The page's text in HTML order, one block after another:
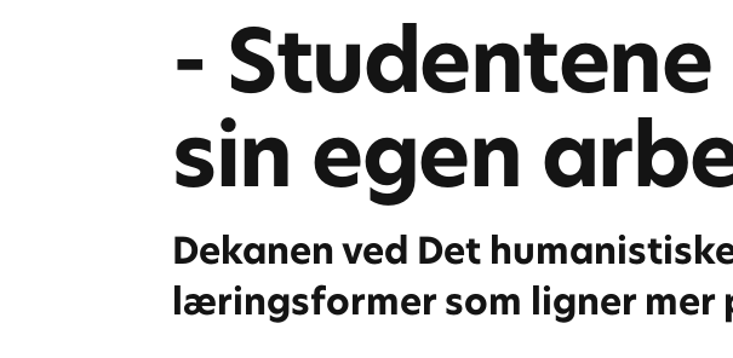
-
sin egen
Dekanen ved Det
læringsformer som ligner mer